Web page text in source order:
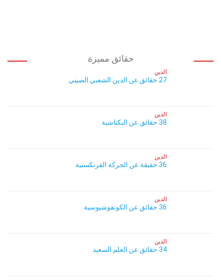
حقائق مميزة
الدين
27 حقائق عن الدين الشعبي الصيني
الدين
38 حقائق عن البكتاشية
الدين
36 حقيقة عن الحركة الفرنكستية
الدين
36 حقائق عن الكونفوشيوسية
الدين
34 حقائق عن العلم السعيد